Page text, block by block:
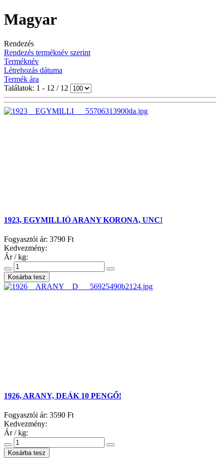
Magyar
Rendezés
Rendezés terméknév szerint
Terméknév
Létrehozás dátuma
Termék ára
Találatok: 1 - 12 / 12
1923, EGYMILLIÓ ARANY KORONA, UNC!
Fogyasztói ár: 3790 Ft
Kedvezmény:
Ár / kg:
1926, ARANY, DEÁK 10 PENGŐ!
Fogyasztói ár: 3590 Ft
Kedvezmény:
Ár / kg: